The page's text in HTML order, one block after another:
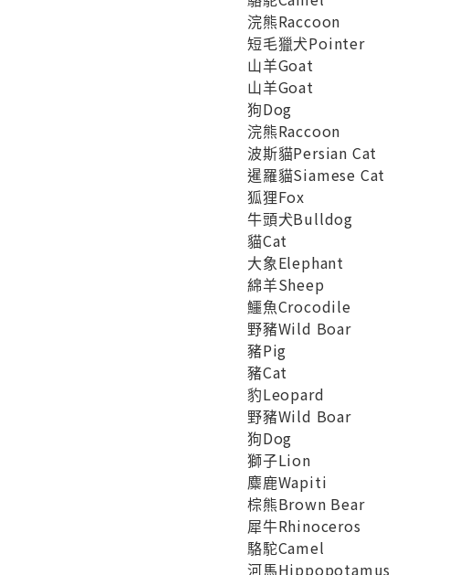
浣熊Raccoon
短毛獵犬Pointer
山羊Goat
山羊Goat
狗Dog
浣熊Raccoon
波斯貓Persian Cat
暹羅貓Siamese Cat
狐狸Fox
牛頭犬Bulldog
貓Cat
大象Elephant
綿羊Sheep
鱷魚Crocodile
野豬Wild Boar
豬Pig
豬Cat
豹Leopard
野豬Wild Boar
狗Dog
獅子Lion
麋鹿Wapiti
棕熊Brown Bear
犀牛Rhinoceros
駱駝Camel
河馬Hippopotamus